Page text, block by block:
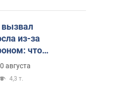
из-за
что
августа
4,3 т.